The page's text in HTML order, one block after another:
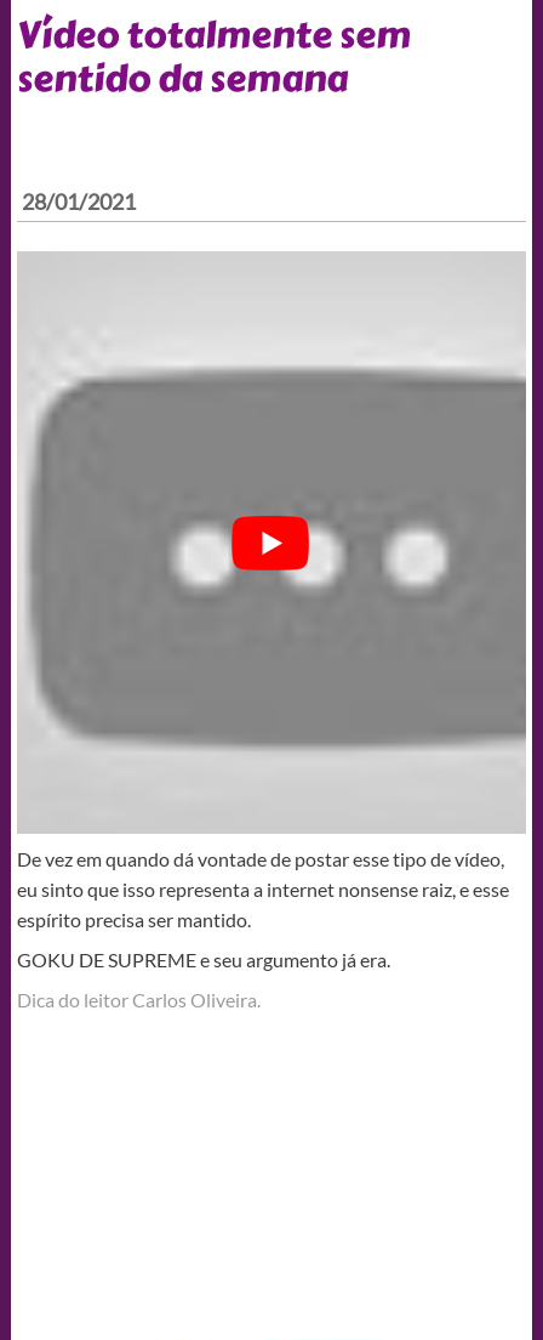
Vídeo totalmente sem
sentido da semana
28/01/2021
De vez em quando dá vontade de postar esse tipo de vídeo,
eu sinto que isso representa a internet nonsense raiz, e esse
espírito precisa ser mantido.
GOKU DE SUPREME e seu argumento já era.
Dica do leitor Carlos Oliveira.